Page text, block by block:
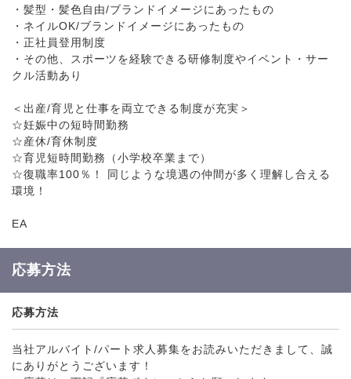
・髪型・髪色自由/ブランドイメージにあったもの
・ネイルOK/ブランドイメージにあったもの
・正社員登用制度
・その他、スポーツを経験できる研修制度やイベント・サー
クル活動あり
＜出産/育児と仕事を両立できる制度が充実＞
☆妊娠中の短時間勤務
☆産休/育休制度
☆育児短時間勤務（小学校卒業まで）
☆復職率100％！ 同じような境遇の仲間が多く理解し合える
環境！
EA
応募方法
応募方法
当社アルバイト/パート求人募集をお読みいただきまして、誠
にありがとうございます！